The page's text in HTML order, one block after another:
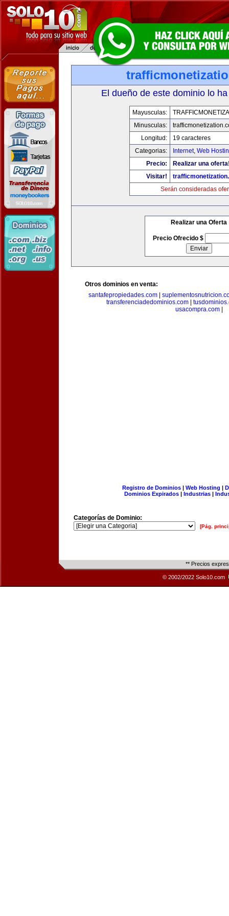
El dueño de este dominio lo
Mayusculas:
Minusculas:
Longitud:
19 caracteres
Categorias:
Internet, Web
Precio:
Realizar una
Visitar!
Serán consideradas
Realizar una Oferta
Precio Ofrecido $
Otros dominios en venta:
santafepropiedades.com|
transferenciadedominios.com|
usacompra.com|
Registro de Dominios| Web Hosting |
Dominios Expirados | Industrias |
Categorías de Dominio:
[Pág.
** Precios
© 2002/2022 Solo10.com